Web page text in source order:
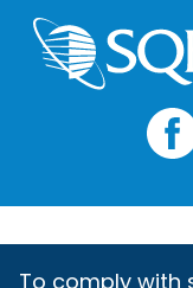
To comply with